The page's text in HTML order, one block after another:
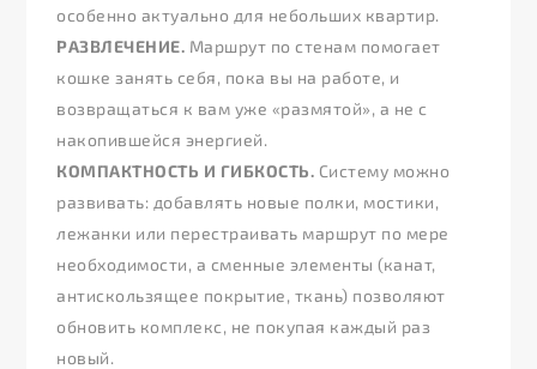
особенно актуально для небольших квартир.
РАЗВЛЕЧЕНИЕ. Маршрут по стенам помогает
кошке занять себя, пока вы на работе, и
возвращаться к вам уже «размятой», а не с
накопившейся энергией.
КОМПАКТНОСТЬ И ГИБКОСТЬ. Систему можно
развивать: добавлять новые полки, мостики,
лежанки или перестраивать маршрут по мере
необходимости, а сменные элементы (канат,
антискользящее покрытие, ткань) позволяют
обновить комплекс, не покупая каждый раз
новый.